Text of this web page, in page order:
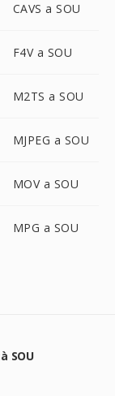
CAVS a SOU
F4V a SOU
M2TS a SOU
MJPEG a SOU
MOV a SOU
MPG a SOU
SOU